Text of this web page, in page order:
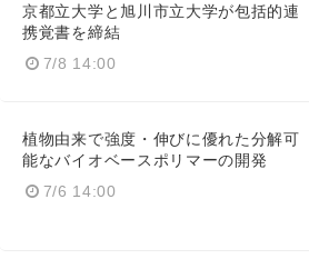
京都立大学と旭川市立大学が包括的連
携覚書を締結
7/8 14:00
植物由来で強度・伸びに優れた分解可
能なバイオベースポリマーの開発
7/6 14:00